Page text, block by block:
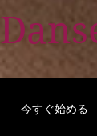
今すぐ始める